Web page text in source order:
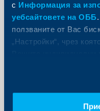
с Информация за
уебсайтовете на ОББ
ползваните от Вас
„Настройки“, чрез
телефоните на
0700 10 000
разговор
17 21 (М-тел и